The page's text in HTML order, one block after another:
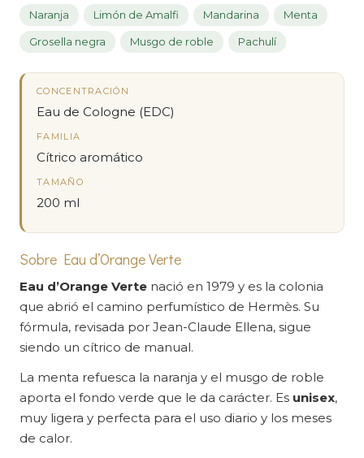
Naranja Limón de Amalfi Mandarina Menta
Grosella negra Musgo de roble Pachulí
CONCENTRACIÓN
Eau de Cologne (EDC)
FAMILIA
Cítrico aromático
TAMAÑO
200 ml
Sobre Eau d’Orange Verte
Eau d’Orange Verte nació en 1979 y es la colonia
que abrió el camino perfumístico de Hermès. Su
fórmula, revisada por Jean-Claude Ellena, sigue
siendo un cítrico de manual.
La menta refuesca la naranja y el musgo de roble
aporta el fondo verde que le da carácter. Es unisex,
muy ligera y perfecta para el uso diario y los meses
de calor.